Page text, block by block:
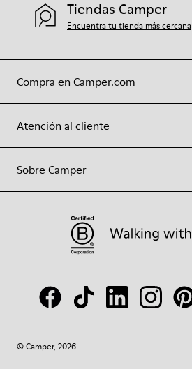
Compra en Camper.com
Atención al cliente
Sobre Camper
Tiendas Camper
Encuentra tu tienda más cercana
© Camper, 2026